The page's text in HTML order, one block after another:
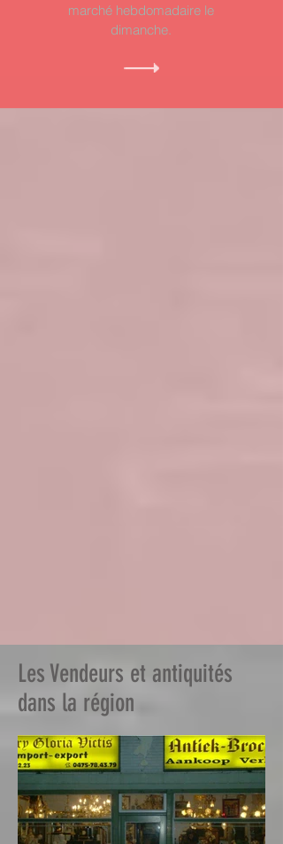
marché hebdomadaire le
dimanche.
Les Vendeurs et antiquités
dans la région